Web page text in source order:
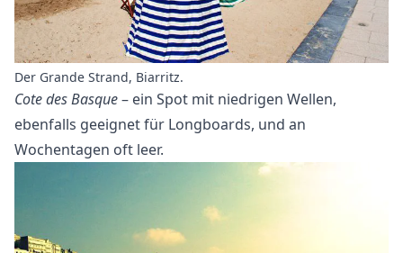
Der Grande Strand, Biarritz.
Cote des Basque– ein Spot mit niedrigen Wellen,
ebenfalls geeignet für Longboards, und an
Wochentagen oft leer.